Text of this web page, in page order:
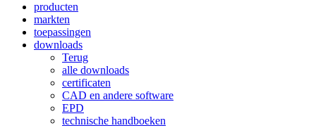
producten
markten
toepassingen
downloads
Terug
alle downloads
certificaten
CAD en andere software
EPD
technische handboeken